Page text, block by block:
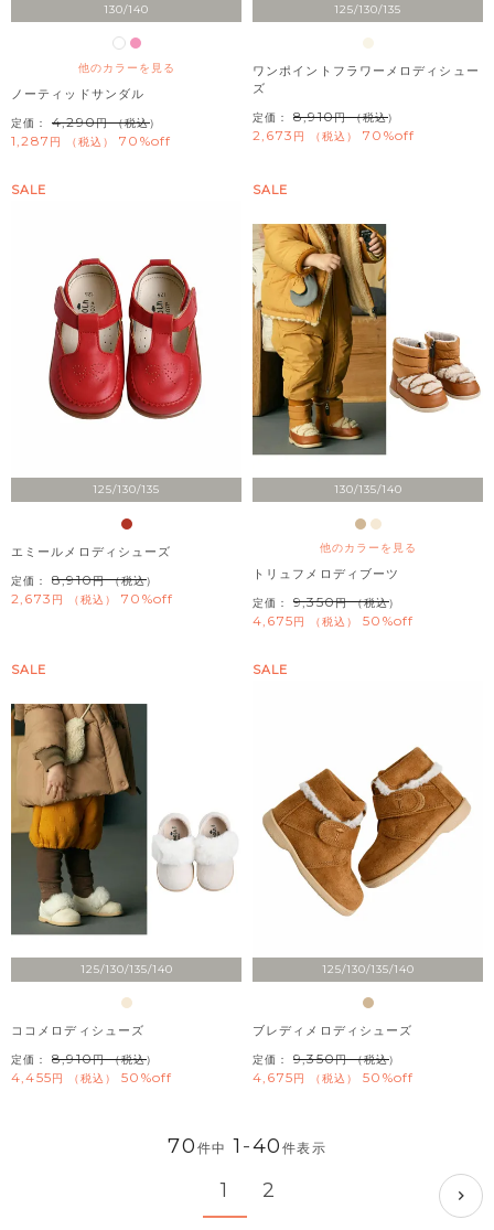
130/140
他のカラーを見る
ノーティッドサンダル
定価： 4,290 （税込）
1,287 税込 70%off
125/130/135
ワンポイントフラワーメロディシュー
ズ
定価： 8,910 （税込）
2,673 税込 70%off
125/130/135
SALE
エミールメロディシューズ
定価： 8,910 （税込）
2,673 税込 70%off
130/135/140
他のカラーを見る
SALE
トリュフメロディブーツ
定価： 9,350 （税込）
4,675 税込 50%off
125/130/135/140
SALE
ココメロディシューズ
定価： 8,910 （税込）
4,455 税込 50%off
125/130/135/140
SALE
ブレディメロディシューズ
定価： 9,350 （税込）
4,675 税込 50%off
70 件中 1 -40件表示
1 2